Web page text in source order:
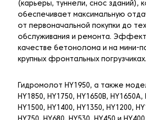
(карьеры, туннели, снос зданий),
обеспечивает максимальную
от первоначальной покупки до
обслуживания и ремонта.
качестве бетонолома и на мини-
крупных фронтальных погрузчиках.
Гидромолот HY1950, а также
HY1850, HY1750, HY1650B, HY1650A,
HY1500, HY1400, HY1350, HY1200,